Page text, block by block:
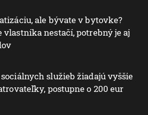
ale bývate v bytovke?
vlastníka nestačí, potrebný je aj
služieb žiadajú vyššie
postupne o 200 eur